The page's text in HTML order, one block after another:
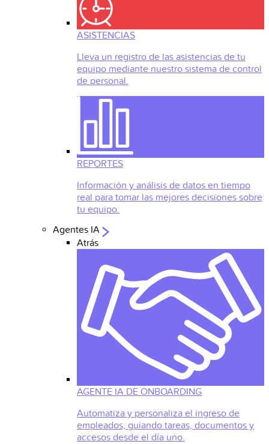
ASISTENCIAS
Lleva un registro de las asistencias de tu
equipo mediante nuestro sistema de control
de personal.
REPORTES
Información y análisis de datos en tiempo
real para tomar las mejores decisiones sobre
tu equipo.
Agentes IA
Atrás
AGENTE IA DE ONBOARDING
Automatiza y personaliza el ingreso de
empleados, guiando tareas, documentos y
accesos desde el día uno.